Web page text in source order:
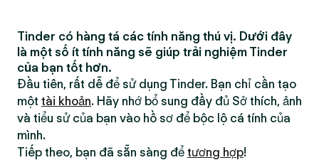
Tinder có hàng tá các tính năng thú vị. Dưới đây
là một số ít tính năng sẽ giúp trải nghiệm Tinder
của bạn tốt hơn.
Đầu tiên, rất dễ để sử dụng Tinder. Bạn chỉ cần tạo
một tài khoản. Hãy nhớ bổ sung đầy đủ Sở thích, ảnh
và tiểu sử của bạn vào hồ sơ để bộc lộ cá tính của
mình.
Tiếp theo, bạn đã sẵn sàng để tương hợp!